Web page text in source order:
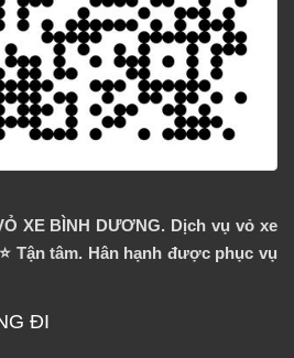
XE BÌNH DƯƠNG. Dịch vụ vỏ xe
Tận tâm. Hân hạnh được phục vụ
ĐI